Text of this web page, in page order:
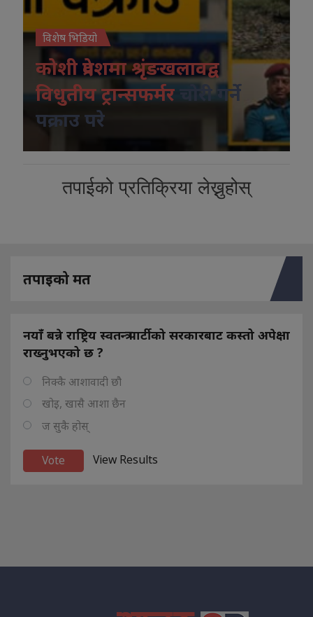
विशेष भिडियो
कोशी प्रदेशमा श्रृंङखलावद्व
विधुतीय ट्रान्सफर्मर
चोरी गर्ने
पक्राउ परे
तपाईको प्रतिक्रिया लेख्नुहोस्
तपाइको मत
नयाँ बन्ने राष्ट्रिय स्वतन्त्र पार्टीको सरकारबाट कस्तो अपेक्षा
राख्नुभएको छ ?
निक्कै आशावादी छौ
खोइ, खासै आशा छैन
ज सुकै होस्
View Results